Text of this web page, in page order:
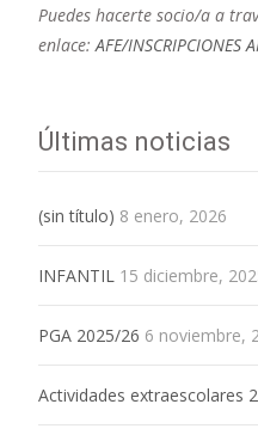
Puedes hacerte socio/a a
enlace:AFE/INSCRIPCIONES
Últimas noticias
(sin título) 8 enero, 2026
INFANTIL 15 diciembre,
PGA 2025/26 6 noviembre,
Actividades extraescolares